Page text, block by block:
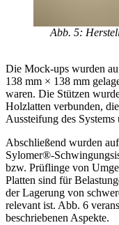
Abb. 5:
Die Mock-ups wurden
138 mm × 138 mm
waren. Die Stützen
Holzlatten verbunden,
Aussteifung des
Abschließend wurden
Sylomer®-
bzw. Prüflinge von
Platten sind für
der Lagerung von
relevant ist. Abb. 6
beschriebenen Aspekte.